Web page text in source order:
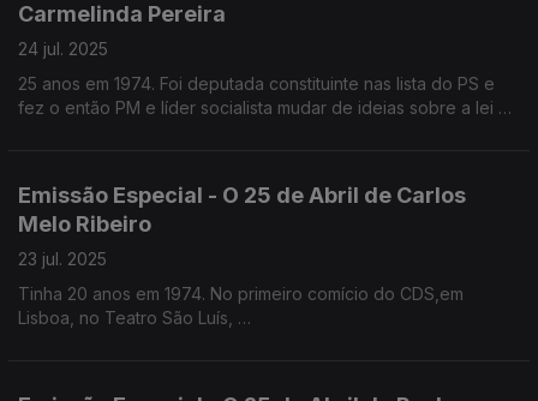
Carmelinda Pereira
24 jul. 2025
25 anos em 1974. Foi deputada constituinte nas lista do PS e
fez o então PM e líder socialista mudar de ideias sobre a lei da
Emissão Especial - O 25 de Abril de Carlos
Melo Ribeiro
23 jul. 2025
Tinha 20 anos em 1974. No primeiro comício do CDS,em
Lisboa, no Teatro São Luís,